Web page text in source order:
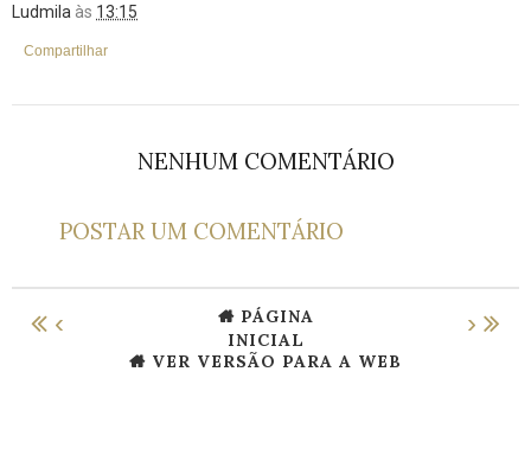
Ludmila às 13:15
Compartilhar
NENHUM COMENTÁRIO
POSTAR UM COMENTÁRIO
‹ ›
PÁGINA
INICIAL
VER VERSÃO PARA A WEB